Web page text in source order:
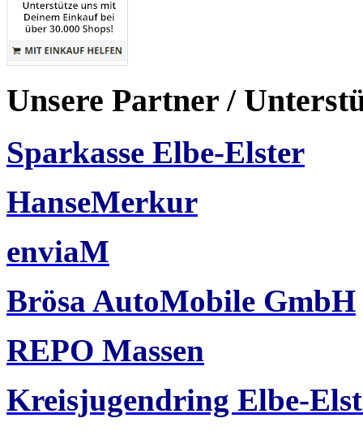
Unsere Partner /
Sparkasse Elbe-Elster
HanseMerkur
enviaM
Brösa AutoMobile GmbH
REPO Massen
Kreisjugendring Elbe-